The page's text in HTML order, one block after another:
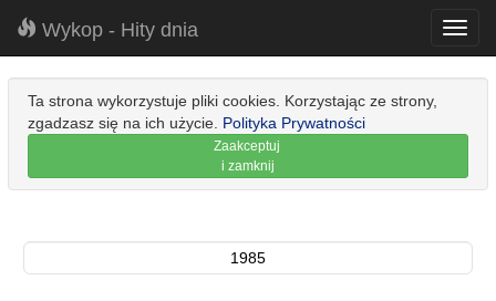
Wykop - Hity dnia
Ta strona wykorzystuje pliki cookies. Korzystając ze strony,
zgadzasz się na ich użycie. Polityka Prywatności
Zaakceptuj
i zamknij
1985